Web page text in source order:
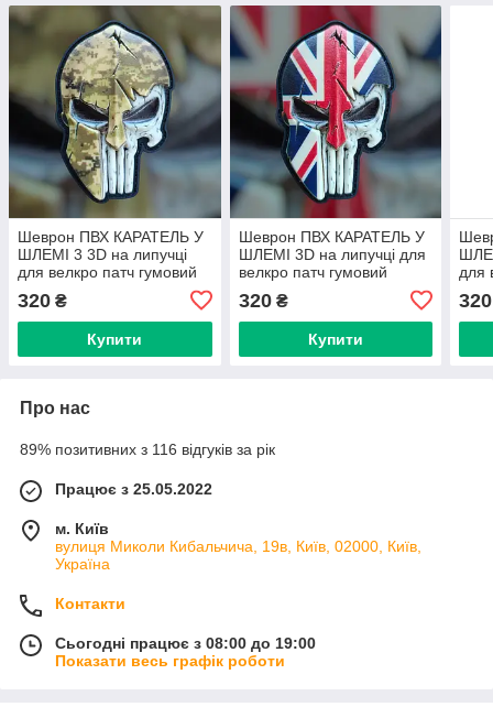
Шеврон ПВХ КАРАТЕЛЬ У
ШЛЕМІ 3 3D на липучці
для велкро патч гумовий
320 ₴
Купити
Шеврон ПВХ КАРАТЕЛЬ У
ШЛЕМІ 3D на липучці для
велкро патч гумовий
320₴
Купити
для
320
Про нас
89% позитивних з 116 відгуків за рік
Працює з 25.05.2022
м. Київ
вулиця Миколи Кибальчича, 19в, Київ, 02000, Київ,
Україна
Контакти
Сьогодні працює з 08:00 до 19:00
Показати весь графік роботи